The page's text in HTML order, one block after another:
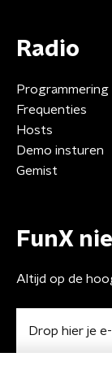
Radio
Programmering
Frequenties
Hosts
Demo insturen
Gemist
FunX
Altijd op de